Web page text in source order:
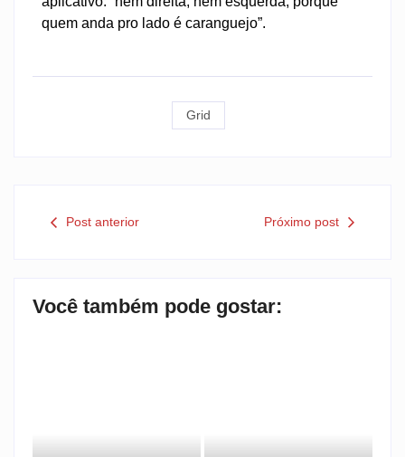
quem anda pro lado é caranguejo”.
Grid
Post anterior Próximo post
Você também pode gostar: